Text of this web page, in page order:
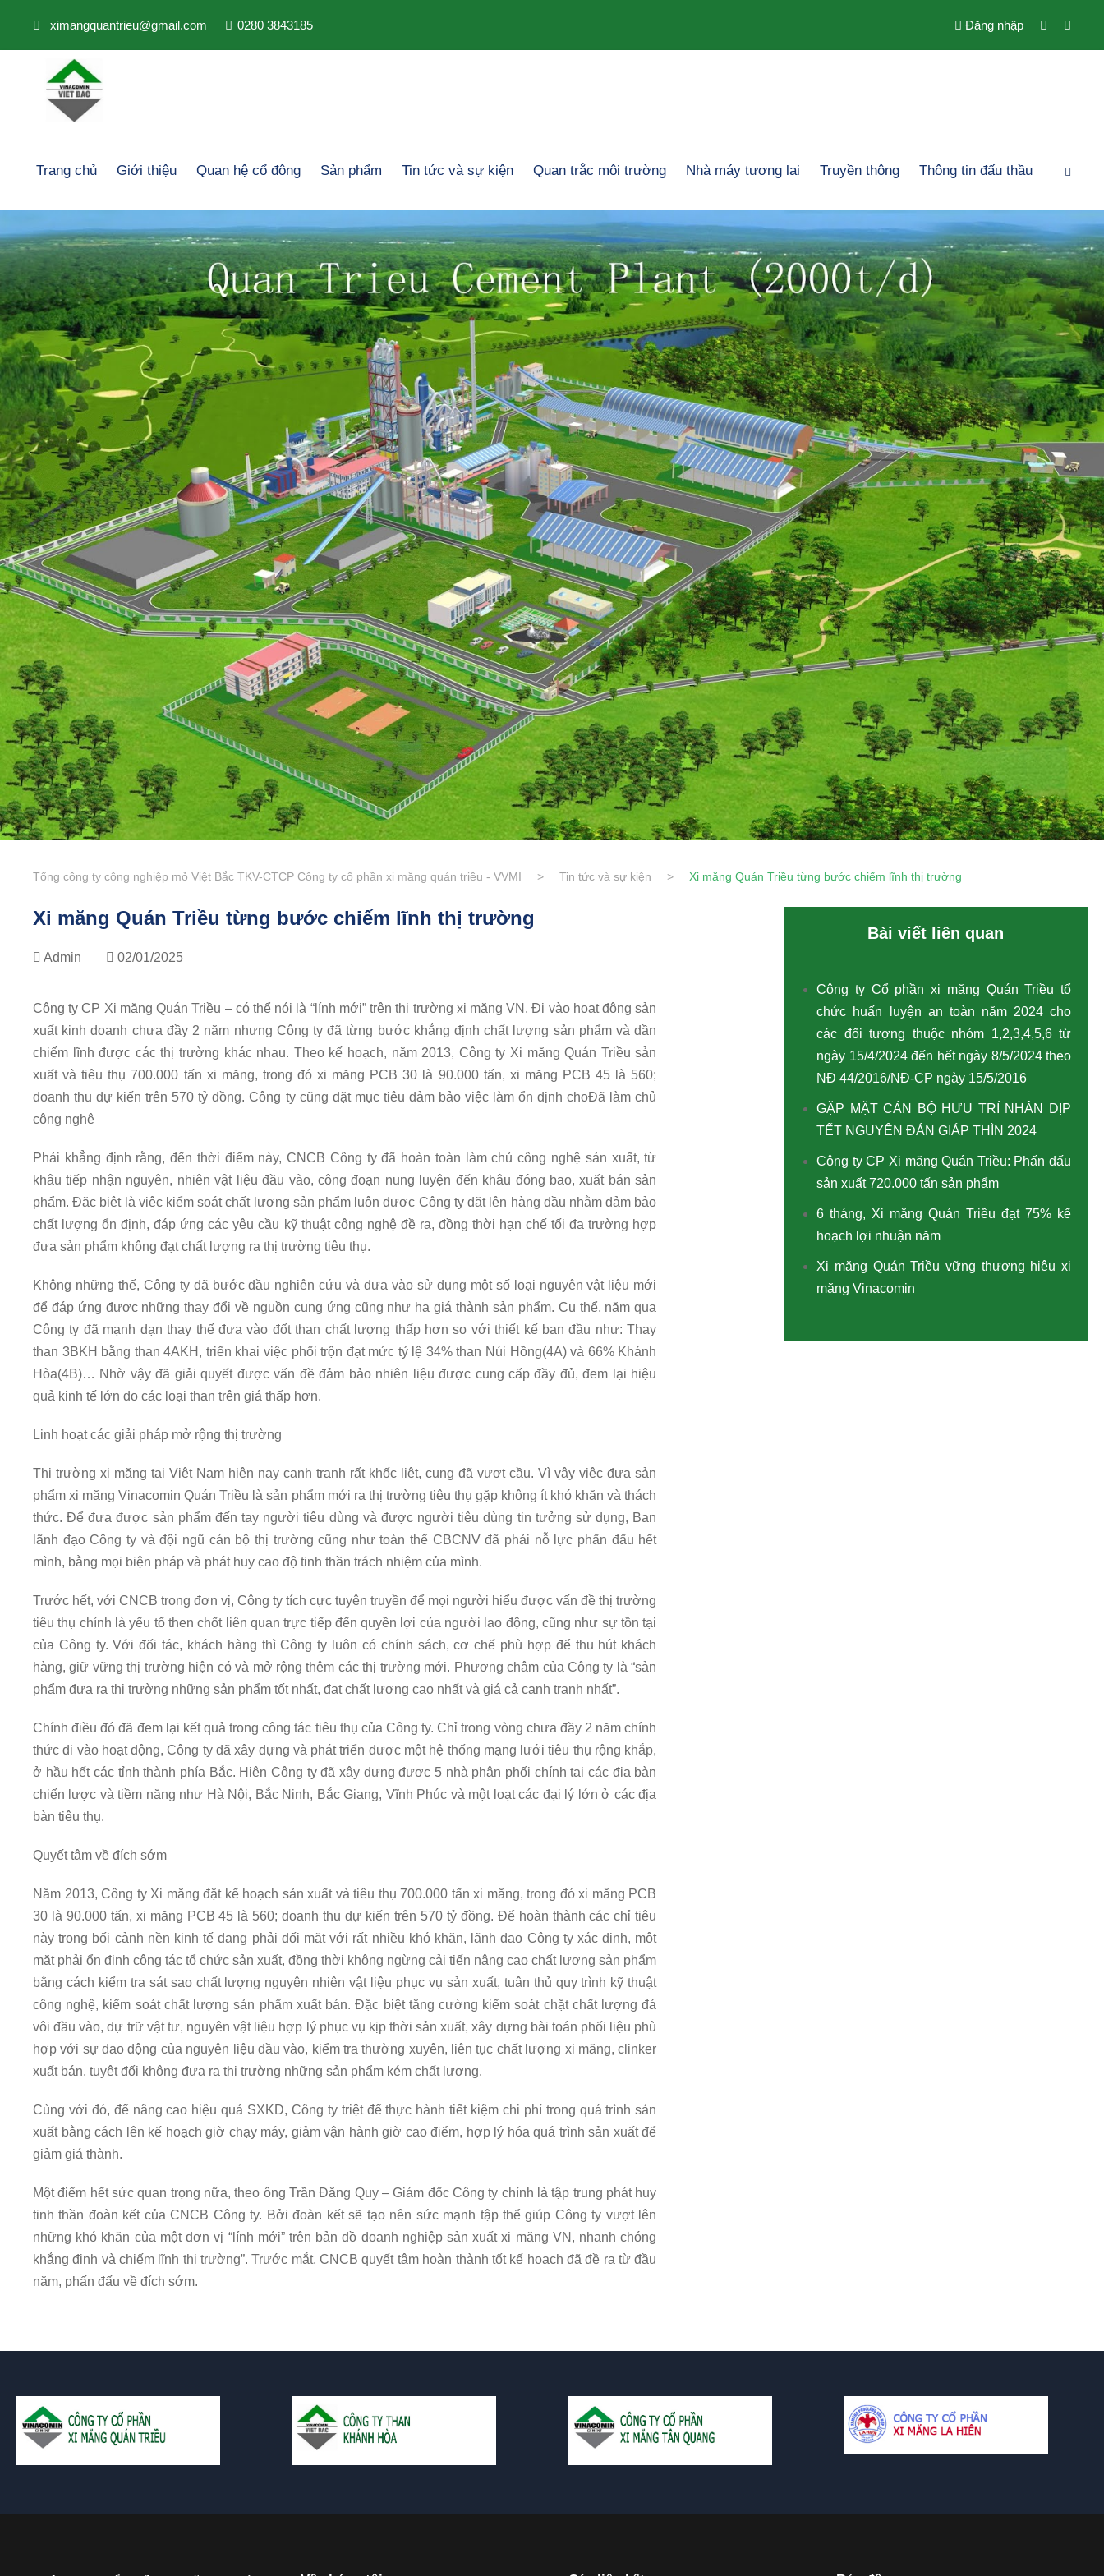
ximangquantrieu@gmail.com 0280 3843185 Đăng nhập
Trang chủ Giới thiệu Quan hệ cổ đông Sản phẩm Tin tức và sự kiện Quan trắc môi trường Nhà máy tương lai Truyền thông Thông tin đấu thầu
Tổng công ty công nghiệp mỏ Việt Bắc TKV-CTCP Công ty cổ phần xi măng quán triều - VVMI > Tin tức và sự kiện > Xi măng Quán Triều từng bước chiếm lĩnh thị trường
Xi măng Quán Triều từng bước chiếm lĩnh thị trường
Admin 02/01/2025
Công ty CP Xi măng Quán Triều – có thể nói là “lính mới” trên thị trường xi măng VN. Đi vào hoạt động sản
xuất kinh doanh chưa đầy 2 năm nhưng Công ty đã từng bước khẳng định chất lượng sản phẩm và dần
chiếm lĩnh được các thị trường khác nhau. Theo kế hoạch, năm 2013, Công ty Xi măng Quán Triều sản
xuất và tiêu thụ 700.000 tấn xi măng, trong đó xi măng PCB 30 là 90.000 tấn, xi măng PCB 45 là 560;
doanh thu dự kiến trên 570 tỷ đồng. Công ty cũng đặt mục tiêu đảm bảo việc làm ổn định choĐã làm chủ
công nghệ
Phải khẳng định rằng, đến thời điểm này, CNCB Công ty đã hoàn toàn làm chủ công nghệ sản xuất, từ
khâu tiếp nhận nguyên, nhiên vật liệu đầu vào, công đoạn nung luyện đến khâu đóng bao, xuất bán sản
phẩm. Đặc biệt là việc kiểm soát chất lượng sản phẩm luôn được Công ty đặt lên hàng đầu nhằm đảm bảo
chất lượng ổn định, đáp ứng các yêu cầu kỹ thuật công nghệ đề ra, đồng thời hạn chế tối đa trường hợp
đưa sản phẩm không đạt chất lượng ra thị trường tiêu thụ.
Không những thế, Công ty đã bước đầu nghiên cứu và đưa vào sử dụng một số loại nguyên vật liệu mới
để đáp ứng được những thay đổi về nguồn cung ứng cũng như hạ giá thành sản phẩm. Cụ thể, năm qua
Công ty đã mạnh dạn thay thế đưa vào đốt than chất lượng thấp hơn so với thiết kế ban đầu như: Thay
than 3BKH bằng than 4AKH, triển khai việc phối trộn đạt mức tỷ lệ 34% than Núi Hồng(4A) và 66% Khánh
Hòa(4B)… Nhờ vậy đã giải quyết được vấn đề đảm bảo nhiên liệu được cung cấp đầy đủ, đem lại hiệu
quả kinh tế lớn do các loại than trên giá thấp hơn.
Linh hoạt các giải pháp mở rộng thị trường
Thị trường xi măng tại Việt Nam hiện nay cạnh tranh rất khốc liệt, cung đã vượt cầu. Vì vậy việc đưa sản
phẩm xi măng Vinacomin Quán Triều là sản phẩm mới ra thị trường tiêu thụ gặp không ít khó khăn và thách
thức. Để đưa được sản phẩm đến tay người tiêu dùng và được người tiêu dùng tin tưởng sử dụng, Ban
lãnh đạo Công ty và đội ngũ cán bộ thị trường cũng như toàn thể CBCNV đã phải nỗ lực phấn đấu hết
mình, bằng mọi biện pháp và phát huy cao độ tinh thần trách nhiệm của mình.
Trước hết, với CNCB trong đơn vị, Công ty tích cực tuyên truyền để mọi người hiểu được vấn đề thị trường
tiêu thụ chính là yếu tố then chốt liên quan trực tiếp đến quyền lợi của người lao động, cũng như sự tồn tại
của Công ty. Với đối tác, khách hàng thì Công ty luôn có chính sách, cơ chế phù hợp để thu hút khách
hàng, giữ vững thị trường hiện có và mở rộng thêm các thị trường mới. Phương châm của Công ty là “sản
phẩm đưa ra thị trường những sản phẩm tốt nhất, đạt chất lượng cao nhất và giá cả cạnh tranh nhất”.
Chính điều đó đã đem lại kết quả trong công tác tiêu thụ của Công ty. Chỉ trong vòng chưa đầy 2 năm chính
thức đi vào hoạt động, Công ty đã xây dựng và phát triển được một hệ thống mạng lưới tiêu thụ rộng khắp,
ở hầu hết các tỉnh thành phía Bắc. Hiện Công ty đã xây dựng được 5 nhà phân phối chính tại các địa bàn
chiến lược và tiềm năng như Hà Nội, Bắc Ninh, Bắc Giang, Vĩnh Phúc và một loạt các đại lý lớn ở các địa
bàn tiêu thụ.
Quyết tâm về đích sớm
Năm 2013, Công ty Xi măng đặt kế hoạch sản xuất và tiêu thụ 700.000 tấn xi măng, trong đó xi măng PCB
30 là 90.000 tấn, xi măng PCB 45 là 560; doanh thu dự kiến trên 570 tỷ đồng. Để hoàn thành các chỉ tiêu
này trong bối cảnh nền kinh tế đang phải đối mặt với rất nhiều khó khăn, lãnh đạo Công ty xác định, một
mặt phải ổn định công tác tổ chức sản xuất, đồng thời không ngừng cải tiến nâng cao chất lượng sản phẩm
bằng cách kiểm tra sát sao chất lượng nguyên nhiên vật liệu phục vụ sản xuất, tuân thủ quy trình kỹ thuật
công nghệ, kiểm soát chất lượng sản phẩm xuất bán. Đặc biệt tăng cường kiểm soát chặt chất lượng đá
vôi đầu vào, dự trữ vật tư, nguyên vật liệu hợp lý phục vụ kịp thời sản xuất, xây dựng bài toán phối liệu phù
hợp với sự dao động của nguyên liệu đầu vào, kiểm tra thường xuyên, liên tục chất lượng xi măng, clinker
xuất bán, tuyệt đối không đưa ra thị trường những sản phẩm kém chất lượng.
Cùng với đó, để nâng cao hiệu quả SXKD, Công ty triệt để thực hành tiết kiệm chi phí trong quá trình sản
xuất bằng cách lên kế hoạch giờ chạy máy, giảm vận hành giờ cao điểm, hợp lý hóa quá trình sản xuất để
giảm giá thành.
Một điểm hết sức quan trọng nữa, theo ông Trần Đăng Quy – Giám đốc Công ty chính là tập trung phát huy
tinh thần đoàn kết của CNCB Công ty. Bởi đoàn kết sẽ tạo nên sức mạnh tập thể giúp Công ty vượt lên
những khó khăn của một đơn vị “lính mới” trên bản đồ doanh nghiệp sản xuất xi măng VN, nhanh chóng
khẳng định và chiếm lĩnh thị trường”. Trước mắt, CNCB quyết tâm hoàn thành tốt kế hoạch đã đề ra từ đầu
năm, phấn đấu về đích sớm.
Bài viết liên quan
Công ty Cổ phần xi măng Quán Triều tổ
chức huấn luyện an toàn năm 2024 cho
các đối tượng thuộc nhóm 1,2,3,4,5,6 từ
ngày 15/4/2024 đến hết ngày 8/5/2024 theo
NĐ 44/2016/NĐ-CP ngày 15/5/2016
GẶP MẶT CÁN BỘ HƯU TRÍ NHÂN DỊP
TẾT NGUYÊN ĐÁN GIÁP THÌN 2024
Công ty CP Xi măng Quán Triều: Phấn đấu
sản xuất 720.000 tấn sản phẩm
6 tháng, Xi măng Quán Triều đạt 75% kế
hoạch lợi nhuận năm
Xi măng Quán Triều vững thương hiệu xi
măng Vinacomin